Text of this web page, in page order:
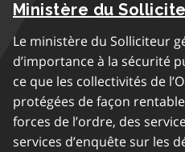
Ministère du
Le ministère du Solliciteur
d’importance à la sécurité
ce que les collectivités de
protégées de façon
forces de l’ordre, des
services d’enquête sur les